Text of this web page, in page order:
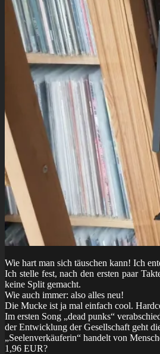
Wie hart man sich täuschen kann! Ich
Ich stelle fest, nach den ersten paar
keine Split gemacht.
Wie auch immer: also alles neu!
Die Mucke ist ja mal einfach cool.
Im ersten Song „dead punks“
der Entwicklung der Gesellschaft geht
„Seelenverkäuferin“ handelt von
1,96 EUR?